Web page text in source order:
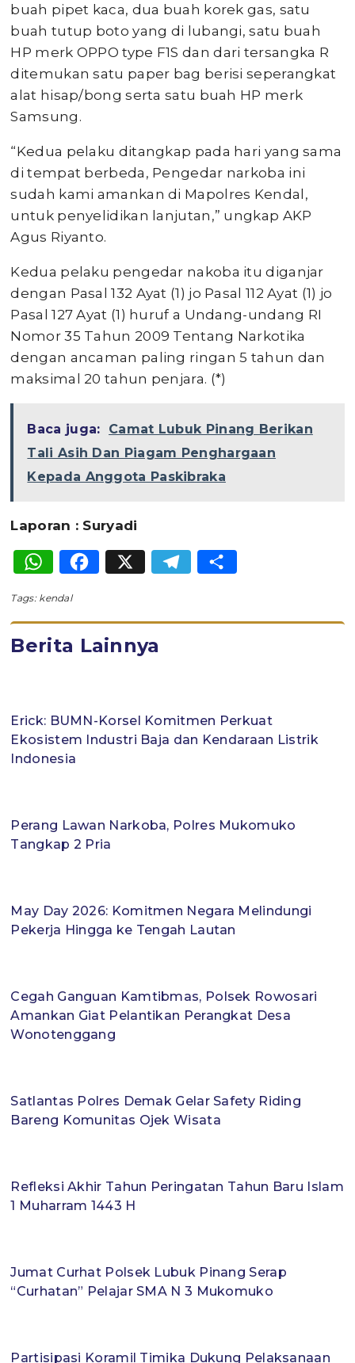
buah pipet kaca, dua buah korek gas, satu
buah tutup boto yang di lubangi, satu buah
HP merk OPPO type F1S dan dari tersangka R
ditemukan satu paper bag berisi seperangkat
alat hisap/bong serta satu buah HP merk
Samsung.
“Kedua pelaku ditangkap pada hari yang sama
di tempat berbeda, Pengedar narkoba ini
sudah kami amankan di Mapolres Kendal,
untuk penyelidikan lanjutan,” ungkap AKP
Agus Riyanto.
Kedua pelaku pengedar nakoba itu diganjar
dengan Pasal 132 Ayat (1) jo Pasal 112 Ayat (1) jo
Pasal 127 Ayat (1) huruf a Undang-undang RI
Nomor 35 Tahun 2009 Tentang Narkotika
dengan ancaman paling ringan 5 tahun dan
maksimal 20 tahun penjara. (*)
Baca juga:
Camat Lubuk Pinang Berikan
Tali Asih Dan Piagam Penghargaan
Kepada Anggota Paskibraka
Laporan : Suryadi
WhatsApp
Facebook
X Telegram
Tags: kendal
Berita Lainnya
Erick: BUMN-Korsel Komitmen Perkuat
Ekosistem Industri Baja dan Kendaraan Listrik
Indonesia
Perang Lawan Narkoba, Polres Mukomuko
Tangkap 2 Pria
May Day 2026: Komitmen Negara Melindungi
Pekerja Hingga ke Tengah Lautan
Cegah Ganguan Kamtibmas, Polsek Rowosari
Amankan Giat Pelantikan Perangkat Desa
Wonotenggang
Satlantas Polres Demak Gelar Safety Riding
Bareng Komunitas Ojek Wisata
Refleksi Akhir Tahun Peringatan Tahun Baru Islam
1 Muharram 1443 H
Jumat Curhat Polsek Lubuk Pinang Serap
“Curhatan” Pelajar SMA N 3 Mukomuko
Partisipasi Koramil Timika Dukung Pelaksanaan